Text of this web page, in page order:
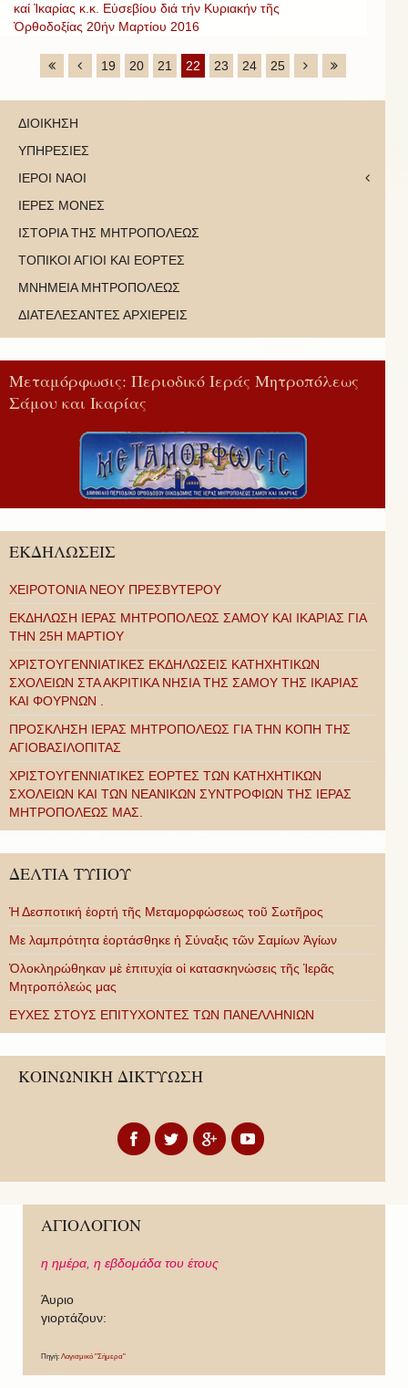
καί Ἰκαρίας κ.κ. Εὐσεβίου διά τήν Κυριακήν τῆς
Ὀρθοδοξίας 20ήν Μαρτίου 2016
19 20 21 22 23 24 25
ΔΙΟΙΚΗΣΗ
ΥΠΗΡΕΣΙΕΣ
ΙΕΡΟΙ ΝΑΟΙ
ΙΕΡΕΣ ΜΟΝΕΣ
ΙΣΤΟΡΙΑ ΤΗΣ ΜΗΤΡΟΠΟΛΕΩΣ
ΤΟΠΙΚΟΙ ΑΓΙΟΙ ΚΑΙ ΕΟΡΤΕΣ
ΜΝΗΜΕΙΑ ΜΗΤΡΟΠΟΛΕΩΣ
ΔΙΑΤΕΛΕΣΑΝΤΕΣ ΑΡΧΙΕΡΕΙΣ
Μεταμόρφωσις: Περιοδικό Ιεράς Μητροπόλεως
Σάμου και Ικαρίας
ΕΚΔΗΛΩΣΕΙΣ
ΧΕΙΡΟΤΟΝΙΑ ΝΕΟΥ ΠΡΕΣΒΥΤΕΡΟΥ
ΕΚΔΗΛΩΣΗ ΙΕΡΑΣ ΜΗΤΡΟΠΟΛΕΩΣ ΣΑΜΟΥ ΚΑΙ ΙΚΑΡΙΑΣ ΓΙΑ
ΤΗΝ 25Η ΜΑΡΤΙΟΥ
ΧΡΙΣΤΟΥΓΕΝΝΙΑΤΙΚΕΣ ΕΚΔΗΛΩΣΕΙΣ ΚΑΤΗΧΗΤΙΚΩΝ
ΣΧΟΛΕΙΩΝ ΣΤΑ ΑΚΡΙΤΙΚΑ ΝΗΣΙΑ ΤΗΣ ΣΑΜΟΥ ΤΗΣ ΙΚΑΡΙΑΣ
ΚΑΙ ΦΟΥΡΝΩΝ .
ΠΡΟΣΚΛΗΣΗ ΙΕΡΑΣ ΜΗΤΡΟΠΟΛΕΩΣ ΓΙΑ ΤΗΝ ΚΟΠΗ ΤΗΣ
ΑΓΙΟΒΑΣΙΛΟΠΙΤΑΣ
ΧΡΙΣΤΟΥΓΕΝΝΙΑΤΙΚΕΣ ΕΟΡΤΕΣ ΤΩΝ ΚΑΤΗΧΗΤΙΚΩΝ
ΣΧΟΛΕΙΩΝ ΚΑΙ ΤΩΝ ΝΕΑΝΙΚΩΝ ΣΥΝΤΡΟΦΙΩΝ ΤΗΣ ΙΕΡΑΣ
ΜΗΤΡΟΠΟΛΕΩΣ ΜΑΣ.
ΔΕΛΤΙΑ ΤΥΠΟΥ
Ἡ Δεσποτική ἑορτή τῆς Μεταμορφώσεως τοῦ Σωτῆρος
Με λαμπρότητα ἑορτάσθηκε ἡ Σύναξις τῶν Σαμίων Ἁγίων
Ὁλοκληρώθηκαν μὲ ἐπιτυχία οἱ κατασκηνώσεις τῆς Ἱερᾶς
Μητροπόλεώς μας
ΕΥΧΕΣ ΣΤΟΥΣ ΕΠΙΤΥΧΟΝΤΕΣ ΤΩΝ ΠΑΝΕΛΛΗΝΙΩΝ
ΚΟΙΝΩΝΙΚΗ ΔΙΚΤΥΩΣΗ
ΑΓΙΟΛΟΓΙΟΝ
η ημέρα, η εβδομάδα του έτους
Άυριο
γιορτάζουν:
Πηγή: Λογισμικό "Σήμερα"